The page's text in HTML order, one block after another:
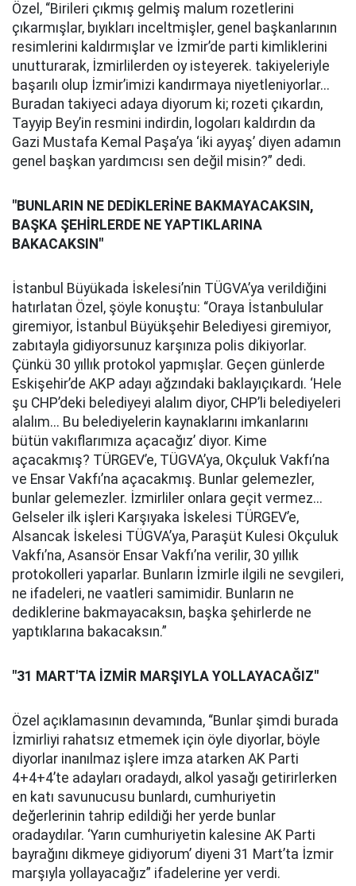
Özel, “Birileri çıkmış gelmiş malum rozetlerini
çıkarmışlar, bıyıkları inceltmişler, genel başkanlarının
resimlerini kaldırmışlar ve İzmir’de parti kimliklerini
unutturarak, İzmirlilerden oy isteyerek. takiyeleriyle
başarılı olup İzmir’imizi kandırmaya niyetleniyorlar...
Buradan takiyeci adaya diyorum ki; rozeti çıkardın,
Tayyip Bey’in resmini indirdin, logoları kaldırdın da
Gazi Mustafa Kemal Paşa’ya ‘iki ayyaş’ diyen adamın
genel başkan yardımcısı sen değil misin?” dedi.
"BUNLARIN NE DEDİKLERİNE BAKMAYACAKSIN,
BAŞKA ŞEHİRLERDE NE YAPTIKLARINA
BAKACAKSIN"
İstanbul Büyükada İskelesi’nin TÜGVA’ya verildiğini
hatırlatan Özel, şöyle konuştu: “Oraya İstanbulular
giremiyor, İstanbul Büyükşehir Belediyesi giremiyor,
zabıtayla gidiyorsunuz karşınıza polis dikiyorlar.
Çünkü 30 yıllık protokol yapmışlar. Geçen günlerde
Eskişehir’de AKP adayı ağzındaki baklayıçıkardı. ‘Hele
şu CHP’deki belediyeyi alalım diyor, CHP’li belediyeleri
alalım... Bu belediyelerin kaynaklarını imkanlarını
bütün vakıflarımıza açacağız’ diyor. Kime
açacakmış? TÜRGEV’e, TÜGVA’ya, Okçuluk Vakfı’na
ve Ensar Vakfı’na açacakmış. Bunlar gelemezler,
bunlar gelemezler. İzmirliler onlara geçit vermez...
Gelseler ilk işleri Karşıyaka İskelesi TÜRGEV’e,
Alsancak İskelesi TÜGVA’ya, Paraşüt Kulesi Okçuluk
Vakfı’na, Asansör Ensar Vakfı’na verilir, 30 yıllık
protokolleri yaparlar. Bunların İzmirle ilgili ne sevgileri,
ne ifadeleri, ne vaatleri samimidir. Bunların ne
dediklerine bakmayacaksın, başka şehirlerde ne
yaptıklarına bakacaksın.”
"31 MART'TA İZMİR MARŞIYLA YOLLAYACAĞIZ"
Özel açıklamasının devamında, “Bunlar şimdi burada
İzmirliyi rahatsız etmemek için öyle diyorlar, böyle
diyorlar inanılmaz işlere imza atarken AK Parti
4+4+4’te adayları oradaydı, alkol yasağı getirirlerken
en katı savunucusu bunlardı, cumhuriyetin
değerlerinin tahrip edildiği her yerde bunlar
oradaydılar. ‘Yarın cumhuriyetin kalesine AK Parti
bayrağını dikmeye gidiyorum’ diyeni 31 Mart’ta İzmir
marşıyla yollayacağız” ifadelerine yer verdi.